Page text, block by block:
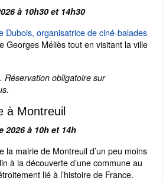
à 10h30 et 14h30
Dubois, organisatrice de ciné-balades
Georges Méliès tout en visitant la ville
. Réservation obligatoire sur
à Montreuil
2026 à 10h et 14h
la mairie de Montreuil d’un peu moins
à la découverte d’une commune au
lié à l’histoire de France.